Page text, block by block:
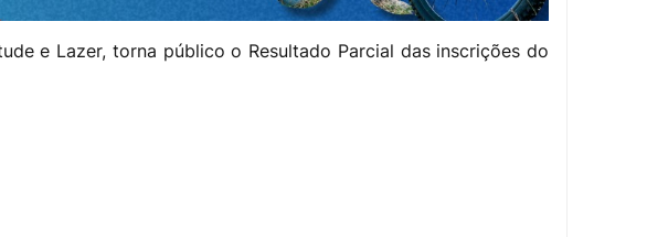
e Lazer, torna público o Resultado Parcial das inscrições do